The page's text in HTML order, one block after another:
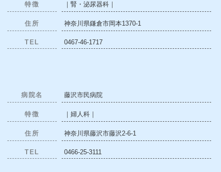
特徴 ｜腎・泌尿器科｜
住所 神奈川県鎌倉市岡本1370-1
TEL 0467-46-1717
病院名 藤沢市民病院
特徴 ｜婦人科｜
住所 神奈川県藤沢市藤沢2-6-1
TEL 0466-25-3111